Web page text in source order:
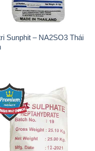
Sunphit – NA2SO3 Thái